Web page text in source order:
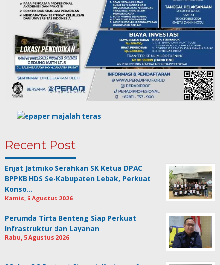
Recent Post
Enjat Jatmiko Serahkan SK Ketua DPAC
BPPKB HDS Se-Kabupaten Lebak, Perkuat
Konso…
Kamis, 6 Agustus 2026
Perumda Tirta Benteng Siap Perkuat
Infrastruktur dan Layanan
Rabu, 5 Agustus 2026